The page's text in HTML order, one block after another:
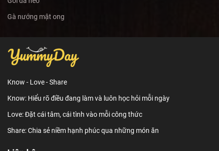
Gà nướng mật ong
Know - Love - Share
Know: Hiểu rõ điều đang làm và luôn học hỏi mỗi ngày
Love: Đặt cái tâm, cái tình vào mỗi công thức
Share: Chia sẻ niềm hạnh phúc qua những món ăn